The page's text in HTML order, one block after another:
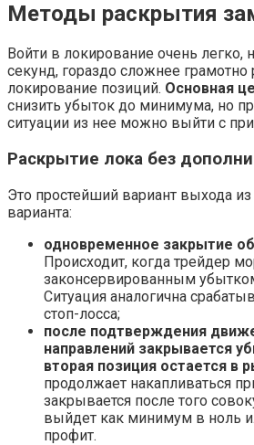
Методы раскрытия
Войти в локирование очень легко,
секунд, гораздо сложнее грамотно
локирование позиций. Основная
снизить убыток до минимума, но
ситуации из нее можно выйти с
Раскрытие лока без
Это простейший вариант выхода
варианта:
одновременное закрытие
Происходит, когда трейдер
законсервированным
Ситуация аналогична
стоп-лосса;
после подтверждения
направлений закрывается
вторая позиция остается в
продолжает накапливаться
закрывается после того
выйдет как минимум в ноль
профит.